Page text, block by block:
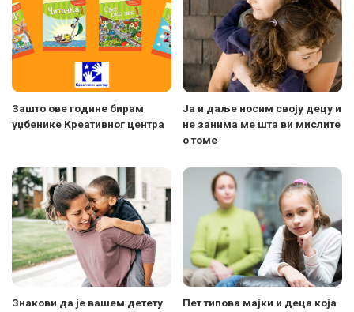
Зашто ове године бирам
уџбенике Креативног центра
Ја и даље носим своју децу и
не занима ме шта ви мислите
о томе
Знакови да је вашем детету
Пет типова мајки и деца која